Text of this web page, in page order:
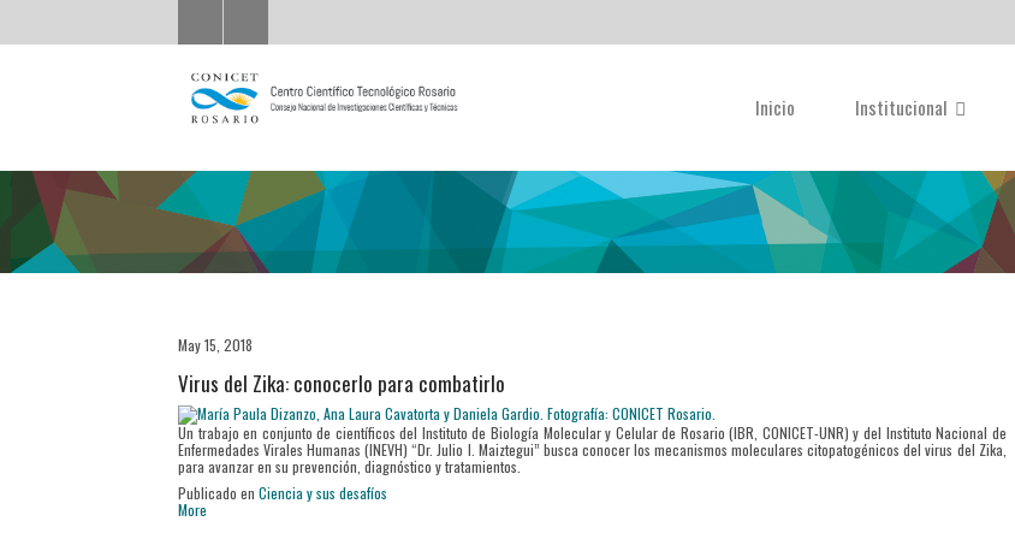
Inicio Institucional
May 15, 2018
Virus del Zika: conocerlo para combatirlo
Un trabajo en conjunto de científicos del Instituto de Biología Molecular y Celular de Rosario (IBR, CONICET-UNR) y del Instituto Nacional de
Enfermedades Virales Humanas (INEVH) “Dr. Julio I. Maiztegui” busca conocer los mecanismos moleculares citopatogénicos del virus del Zika,
para avanzar en su prevención, diagnóstico y tratamientos.
Publicado en Ciencia y sus desafíos
More